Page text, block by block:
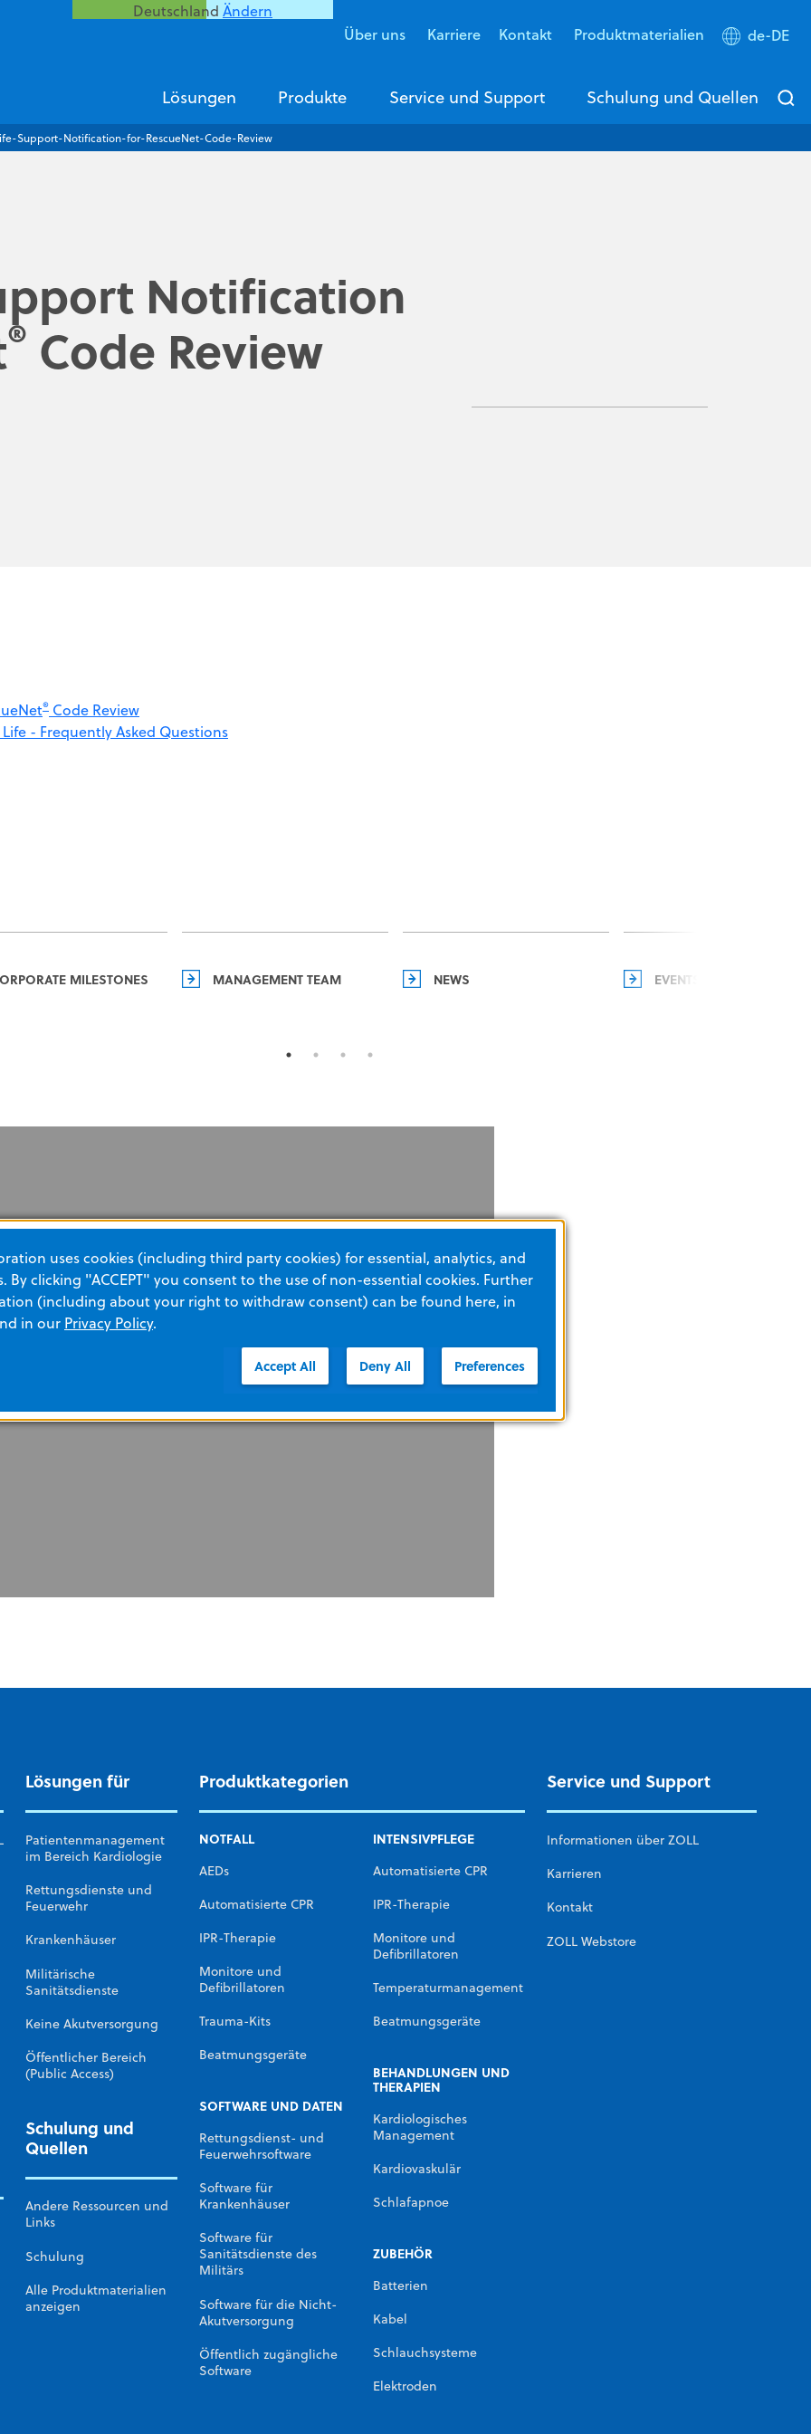
Deutschland Ändern
Über uns Karriere Kontakt Produktmaterialien de-DE
Lösungen Produkte Service und Support Schulung und Quellen
Support-Notification-for-RescueNet-Code-Review
Notification
® Code Review
® Code Review
- Frequently Asked Questions
MILESTONES MANAGEMENT TEAM NEWS EVENTS
Lösungen für
Patientenmanagement
im Bereich Kardiologie
Rettungsdienste und
Feuerwehr
Krankenhäuser
Militärische
Sanitätsdienste
Keine Akutversorgung
Öffentlicher Bereich
(Public Access)
Schulung und
Quellen
Andere Ressourcen und
Links
Schulung
Alle Produktmaterialien
anzeigen
Produktkategorien
NOTFALL
AEDs
Automatisierte CPR
IPR-Therapie
Monitore und
Defibrillatoren
Trauma-Kits
Beatmungsgeräte
INTENSIVPFLEGE
Automatisierte CPR
IPR-Therapie
Monitore und
Defibrillatoren
Temperaturmanagement
Beatmungsgeräte
BEHANDLUNGEN UND
THERAPIEN
Kardiologisches
Management
Kardiovaskulär
Schlafapnoe
SOFTWARE UND DATEN
Rettungsdienst- und
Feuerwehrsoftware
Software für
Krankenhäuser
Software für
Sanitätsdienste des
Militärs
Software für die Nicht-
Akutversorgung
Öffentlich zugängliche
Software
ZUBEHÖR
Batterien
Kabel
Schlauchsysteme
Elektroden
Service und Support
Informationen über ZOLL
Karrieren
Kontakt
ZOLL Webstore
uses cookies (including third party cookies) for essential, analytics, and
By clicking "ACCEPT" you consent to the use of non-essential cookies. Further
(including about your right to withdraw consent) can be found here, in
in our Privacy Policy.
Accept All Deny All Preferences